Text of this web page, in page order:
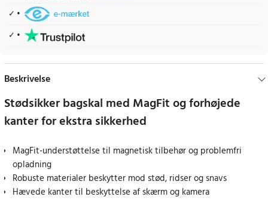
Beskrivelse
Stødsikker bagskal med MagFit og forhøjede
kanter for ekstra sikkerhed
MagFit-understøttelse til magnetisk tilbehør og problemfri
opladning
Robuste materialer beskytter mod stød, ridser og snavs
Hævede kanter til beskyttelse af skærm og kamera